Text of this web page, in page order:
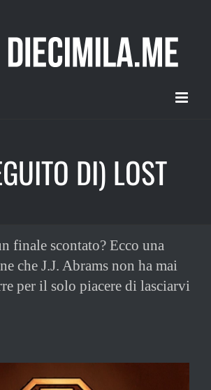
DI) LOST
finale scontato? Ecco una
che J.J. Abrams non ha mai
per il solo piacere di lasciarvi